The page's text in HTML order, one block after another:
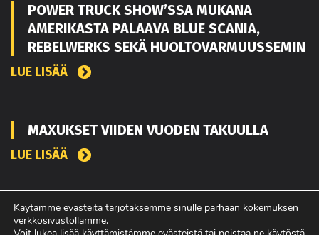
POWER TRUCK SHOW’SSA MUKANA
AMERIKASTA PALAAVA BLUE SCANIA,
REBELWERKS SEKÄ HUOLTOVARMUUSSEMIN
LUE LISÄÄ
MAXUKSET VIIDEN VUODEN TAKUULLA
LUE LISÄÄ
Käytämme evästeitä tarjotaksemme sinulle parhaan kokemuksen
verkkosivustollamme.